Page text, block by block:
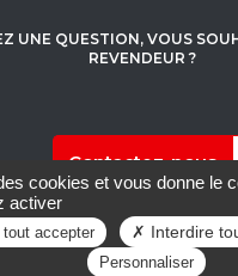
UNE QUESTION,VOUS
REVENDEUR ?
Contactez-nous
Mentions légales/ Réalisation
cookies et vous donne le
activer
accepter Interdire
Personnaliser